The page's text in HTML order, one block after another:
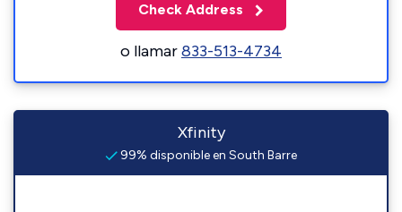
Check Address
o llamar833-513-4734
Xfinity
99% disponible en South Barre